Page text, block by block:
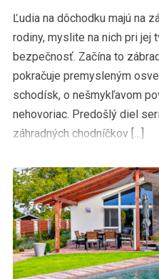
Ľudia na dôchodku majú na
rodiny, myslite na nich pri jej
bezpečnosť. Začína to
pokračuje premysleným
schodísk, o nešmykľavom
nehovoriac. Predošlý diel
záhradných chodníčkov […]